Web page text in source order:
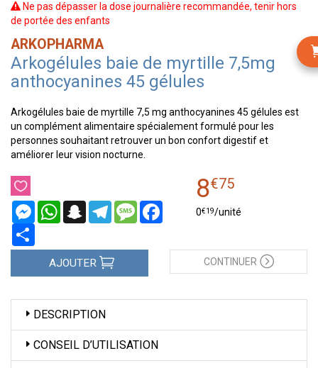
Ne pas dépasser la dose journalière recommandée, tenir hors
de portée des enfants
ARKOPHARMA
Arkogélules baie de myrtille 7,5mg
anthocyanines 45 gélules
Arkogélules baie de myrtille 7,5 mg anthocyanines 45 gélules est
un complément alimentaire spécialement formulé pour les
personnes souhaitant retrouver un bon confort digestif et
améliorer leur vision nocturne.
MessengerWhatsAppSnapchatTelegramMessageFacebook
8€75
0€19/unité
AJOUTER CONTINUER
DESCRIPTION
CONSEIL D’UTILISATION